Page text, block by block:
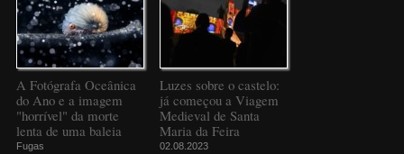
A Fotógrafa Oceânica
do Ano e a imagem
"horrível" da morte
lenta de uma baleia
Fugas
Luzes sobre o castelo:
já começou a Viagem
Medieval de Santa
Maria da Feira
02.08.2023